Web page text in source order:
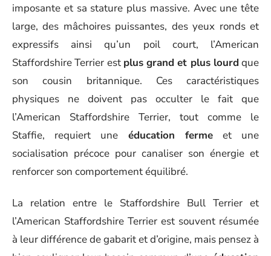
imposante et sa stature plus massive. Avec une tête
large, des mâchoires puissantes, des yeux ronds et
expressifs ainsi qu’un poil court, l’American
Staffordshire Terrier est plus grand et plus lourd que
son cousin britannique. Ces caractéristiques
physiques ne doivent pas occulter le fait que
l’American Staffordshire Terrier, tout comme le
Staffie, requiert une éducation fermeet une
socialisation précoce pour canaliser son énergie et
renforcer son comportement équilibré.
La relation entre le Staffordshire Bull Terrier et
l’American Staffordshire Terrier est souvent résumée
à leur différence de gabarit et d’origine, mais pensez à